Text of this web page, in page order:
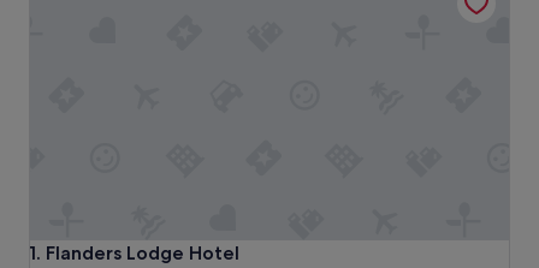
1. Flanders Lodge Hotel
Flanders Lodge Hotel